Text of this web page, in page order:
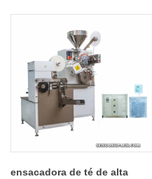
ensacadora de té de alta